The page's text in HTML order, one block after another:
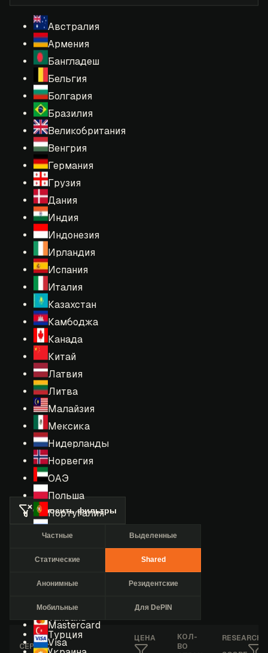
Австралия
Армения
Бангладеш
Бельгия
Болгария
Бразилия
Великобритания
Венгрия
Германия
Грузия
Дания
Индия
Индонезия
Ирландия
Испания
Италия
Казахстан
Камбоджа
Канада
Китай
Латвия
Литва
Малайзия
Мексика
Нидерланды
Норвегия
ОАЭ
Польша
Португалия
США
Сингапур
Турция
Mastercard
Visa
Сбросить фильтры
Частные Выделенные
Статические Shared
Анонимные Резидентские
Мобильные Для DePIN
СЕРВИС
ЦЕНА
КОЛ-
ВО